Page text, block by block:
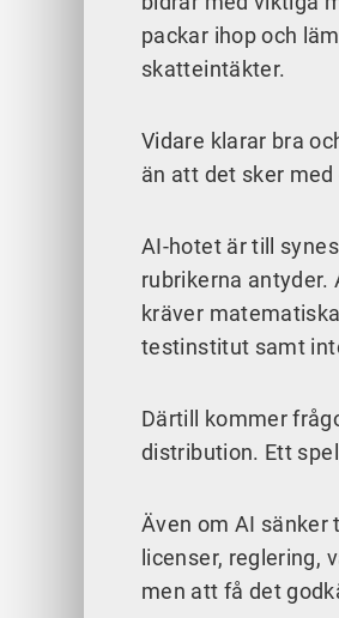
packar ihop och
skatteintäkter.
Vidare klarar bra
än att det sker
AI-hotet är till
rubrikerna antyder.
kräver
testinstitut samt
Därtill kommer
distribution. Ett
Även om AI sänker
licenser, reglering,
men att få det